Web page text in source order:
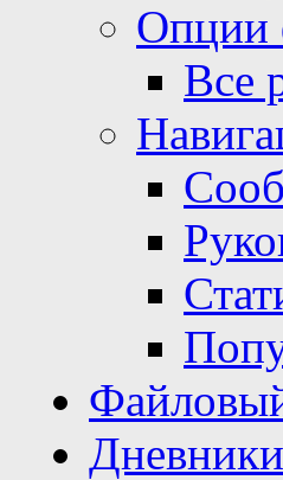
Опции
Все
Дневники